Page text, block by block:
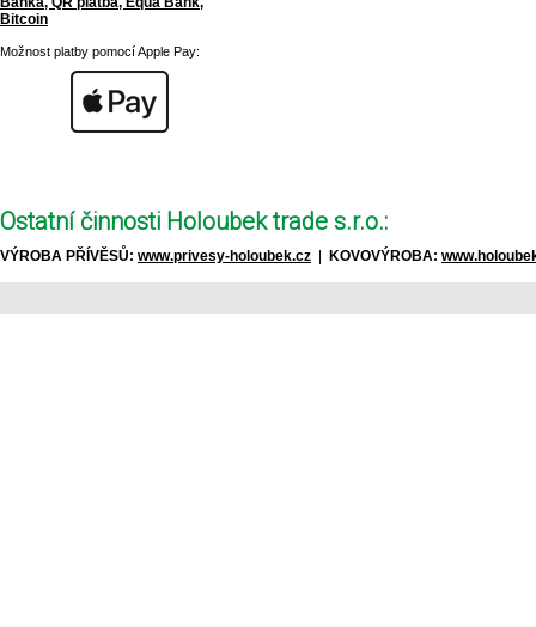
Možnost platby pomocí Apple Pay:
Ostatní činnosti Holoubek trade s.r.o.:
VÝROBA PŘÍVĚSŮ: www.privesy-holoubek.cz KOVOVÝROBA: